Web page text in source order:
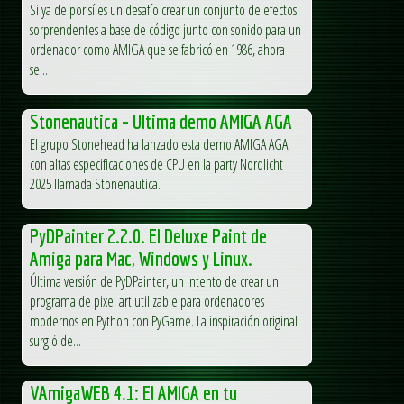
Si ya de por sí es un desafío crear un conjunto de efectos
sorprendentes a base de código junto con sonido para un
ordenador como AMIGA que se fabricó en 1986, ahora
se...
Stonenautica – Ultima demo AMIGA AGA
El grupo Stonehead ha lanzado esta demo AMIGA AGA
con altas especificaciones de CPU en la party Nordlicht
2025 llamada Stonenautica.
PyDPainter 2.2.0. El Deluxe Paint de
Amiga para Mac, Windows y Linux.
Última versión de PyDPainter, un intento de crear un
programa de pixel art utilizable para ordenadores
modernos en Python con PyGame. La inspiración original
surgió de...
VAmigaWEB 4.1: El AMIGA en tu